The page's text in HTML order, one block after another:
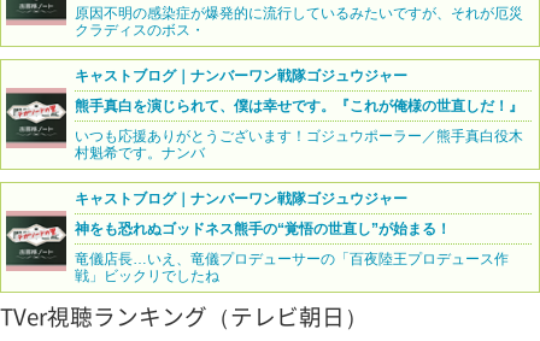
原因不明の感染症が爆発的に流行しているみたいですが、それが厄災
クラディスのボス・
キャストブログ｜ナンバーワン戦隊ゴジュウジャー
熊手真白を演じられて、僕は幸せです。『これが俺様の世直しだ！』
いつも応援ありがとうございます！ゴジュウポーラー／熊手真白役木
村魁希です。ナンバ
キャストブログ｜ナンバーワン戦隊ゴジュウジャー
神をも恐れぬゴッドネス熊手の“覚悟の世直し”が始まる！
竜儀店長…いえ、竜儀プロデューサーの「百夜陸王プロデュース作
戦」ビックリでしたね
TVer視聴ランキング（テレビ朝日）